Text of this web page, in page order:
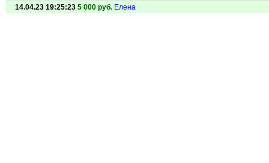
14.04.23 19:25:23 5 000 руб. Елена